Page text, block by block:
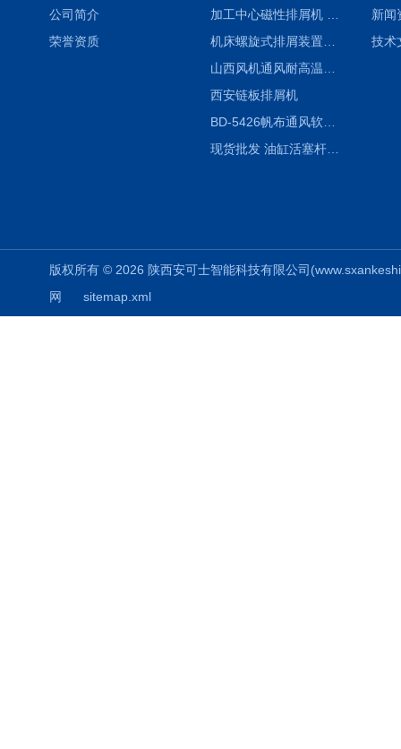
公司简介
荣誉资质
西安链板排屑机
BD-5426帆布通风软连接水泥布袋陕西生产厂家
现货批发 油缸活塞杆圆形保护套
新闻
技术
版权所有 © 2026 陕西安可士智能科技有限公司
网
sitemap.xml